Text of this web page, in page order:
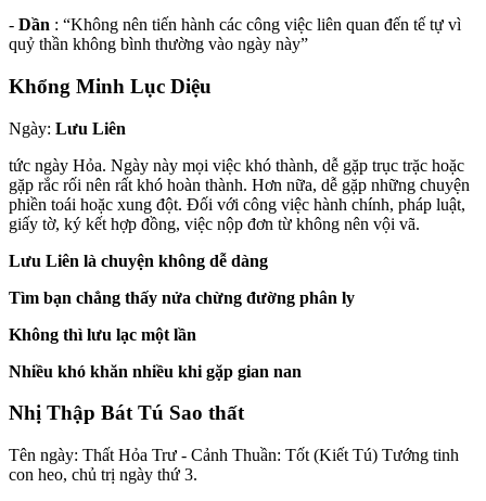
- Dần : “Không nên tiến hành các công việc liên quan đến tế tự vì
quỷ thần không bình thường vào ngày này”
Khổng Minh Lục Diệu
Ngày: Lưu Liên
tức ngày Hỏa. Ngày này mọi việc khó thành, dễ gặp trục trặc hoặc
gặp rắc rối nên rất khó hoàn thành. Hơn nữa, dễ gặp những chuyện
phiền toái hoặc xung đột. Đối với công việc hành chính, pháp luật,
giấy tờ, ký kết hợp đồng, việc nộp đơn từ không nên vội vã.
Lưu Liên là chuyện không dễ dàng
Tìm bạn chẳng thấy nửa chừng đường phân ly
Không thì lưu lạc một lần
Nhiều khó khăn nhiều khi gặp gian nan
Nhị Thập Bát Tú Sao thất
Tên ngày: Thất Hỏa Trư - Cảnh Thuần: Tốt (Kiết Tú) Tướng tinh
con heo, chủ trị ngày thứ 3.